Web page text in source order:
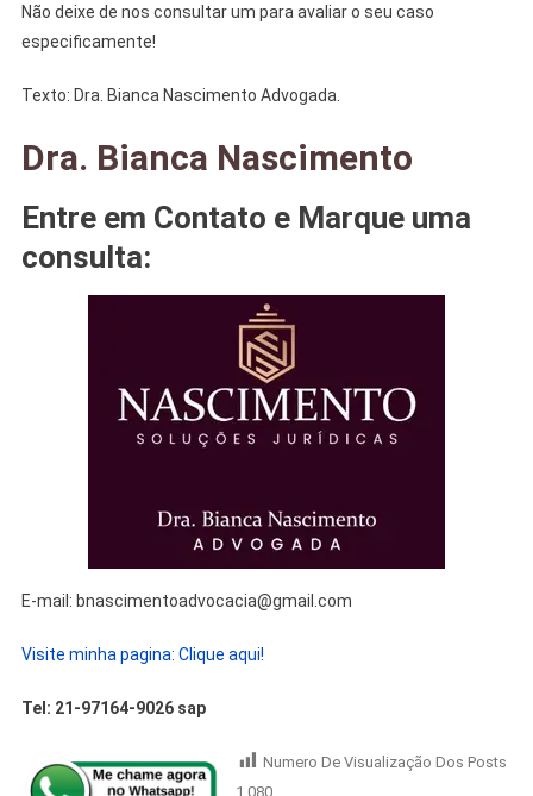
Não deixe de nos consultar um para avaliar o seu caso
especificamente!
Texto: Dra. Bianca Nascimento Advogada.
Dra. Bianca Nascimento
Entre em Contato e Marque uma
consulta:
E-mail: bnascimentoadvocacia@gmail.com
Visite minha pagina: Clique aqui!
Tel: 21-97164-9026 sap
Numero De Visualização Dos Posts
1.080